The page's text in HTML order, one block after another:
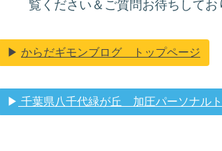
覧ください＆ご質問お待ちして
▶︎ からだギモンブログ トップページ
▶︎ 千葉県八千代緑が丘 加圧パーソナル